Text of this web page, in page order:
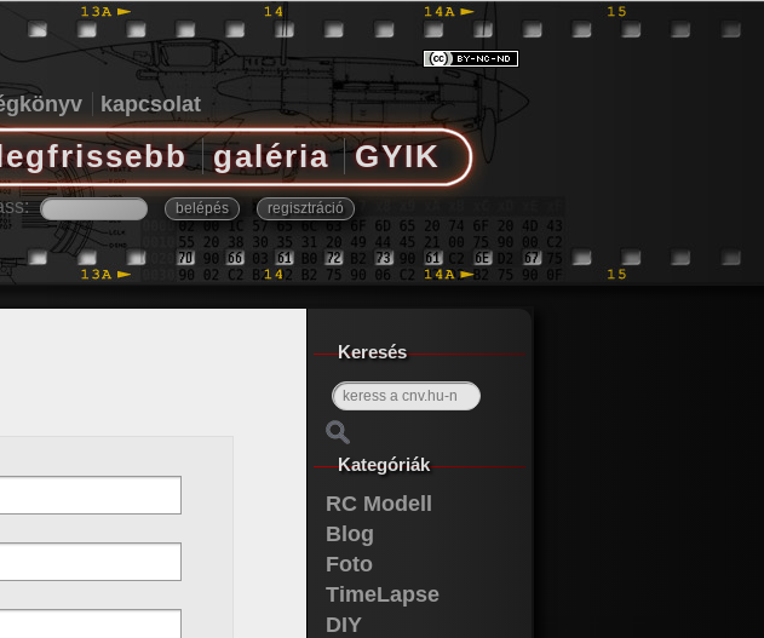
galéria GYIK
kapcsolat
Keresés
Kategóriák
RC Modell
Blog
Foto
TimeLapse
DIY